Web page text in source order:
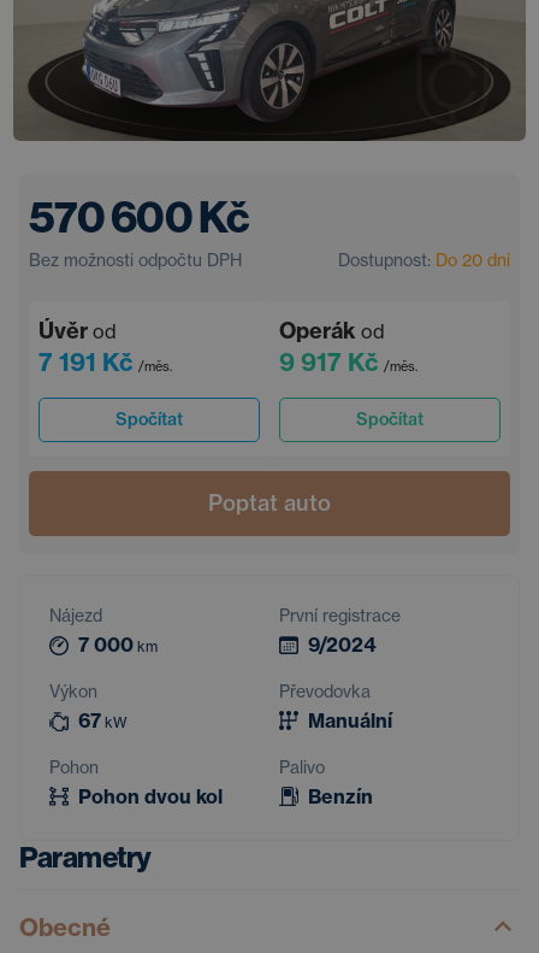
570 600 Kč
Bez možnosti odpočtu DPH Dostupnost: Do 20 dní
Úvěr od
7 191 Kč /měs.
Spočítat
Operák od
9 917 Kč /měs.
Spočítat
Poptat auto
Nájezd
7 000 km
První registrace
9/2024
Výkon
67 kW
Převodovka
Manuální
Pohon
Pohon dvou kol
Palivo
Benzín
Parametry
Obecné